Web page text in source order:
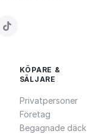
KÖPARE &
SÄLJARE
Privatpersoner
Företag
Begagnade däck